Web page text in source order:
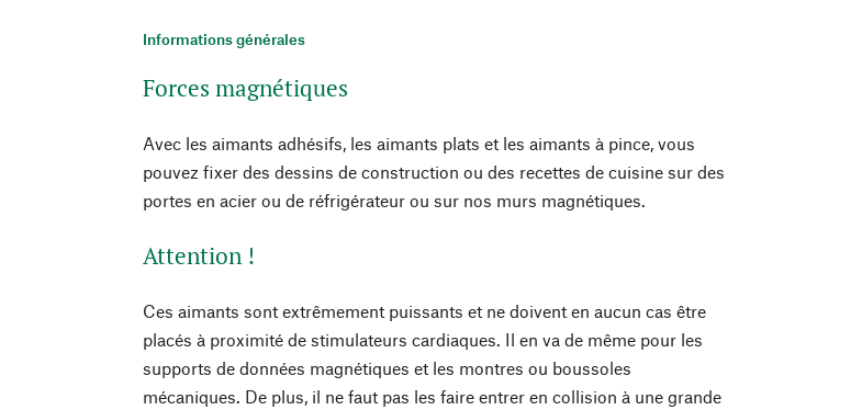
Informations générales
Forces magnétiques
Avec les aimants adhésifs, les aimants plats et les aimants à pince, vous
pouvez fixer des dessins de construction ou des recettes de cuisine sur des
portes en acier ou de réfrigérateur ou sur nos murs magnétiques.
Attention !
Ces aimants sont extrêmement puissants et ne doivent en aucun cas être
placés à proximité de stimulateurs cardiaques. Il en va de même pour les
supports de données magnétiques et les montres ou boussoles
mécaniques. De plus, il ne faut pas les faire entrer en collision à une grande